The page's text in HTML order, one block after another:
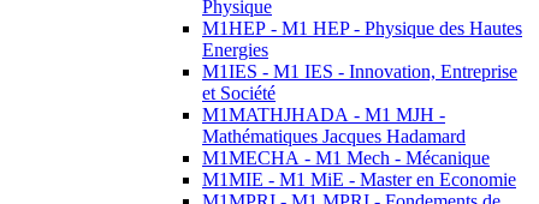
Physique
M1HEP - M1 HEP - Physique des Hautes
Energies
M1IES - M1 IES - Innovation, Entreprise
et Société
M1MATHJHADA - M1 MJH -
Mathématiques Jacques Hadamard
M1MECHA - M1 Mech - Mécanique
M1MIE - M1 MiE - Master en Economie